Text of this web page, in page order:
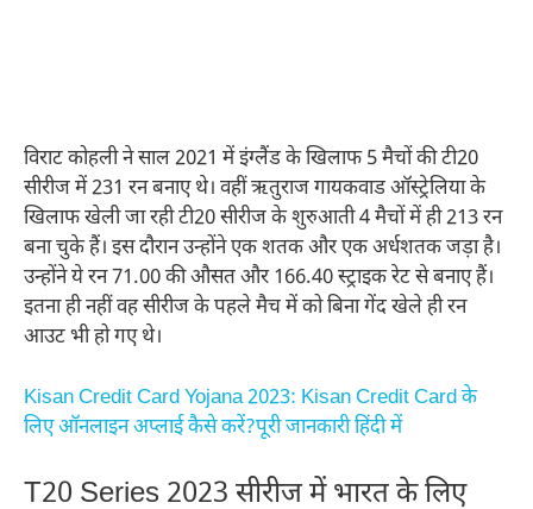
विराट कोहली ने साल 2021 में इंग्लैंड के खिलाफ 5 मैचों की टी20
सीरीज में 231 रन बनाए थे। वहीं ऋतुराज गायकवाड ऑस्ट्रेलिया के
खिलाफ खेली जा रही टी20 सीरीज के शुरुआती 4 मैचों में ही 213 रन
बना चुके हैं। इस दौरान उन्होंने एक शतक और एक अर्धशतक जड़ा है।
उन्होंने ये रन 71.00 की औसत और 166.40 स्ट्राइक रेट से बनाए हैं।
इतना ही नहीं वह सीरीज के पहले मैच में को बिना गेंद खेले ही रन
आउट भी हो गए थे।
Kisan Credit Card Yojana 2023: Kisan Credit Card के
लिए ऑनलाइन अप्लाई कैसे करें?पूरी जानकारी हिंदी में
T20 Series 2023 सीरीज में भारत के लिए